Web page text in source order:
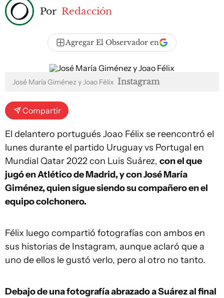
Por Redacción
Agregar El Observador en
José María Giménez y Joao Félix Instagram
Compartir
El delantero portugués Joao Félix se reencontró el
lunes durante el partido Uruguay vs Portugal en
Mundial Qatar 2022 con Luis Suárez, con el que
jugó en Atlético de Madrid, y con José María
Giménez, quien sigue siendo su compañero en el
equipo colchonero.
Félix luego compartió fotografías con ambos en
sus historias de Instagram, aunque aclaró que a
uno de ellos le gustó verlo, pero al otro no tanto.
Debajo de una fotografía abrazado a Suárez al final